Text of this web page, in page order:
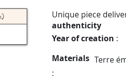
Unique piece
authenticity
Year of creation :
Materials
:
Terre